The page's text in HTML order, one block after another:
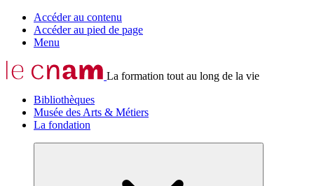
Accéder au contenu
Accéder au pied de page
Menu
La formation tout au long de la vie
Bibliothèques
Musée des Arts & Métiers
La fondation